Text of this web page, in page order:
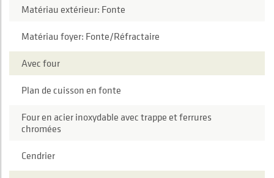
Matériau extérieur: Fonte
Matériau foyer: Fonte/Réfractaire
Avec four
Plan de cuisson en fonte
Four en acier inoxydable avec trappe et ferrures
chromées
Cendrier